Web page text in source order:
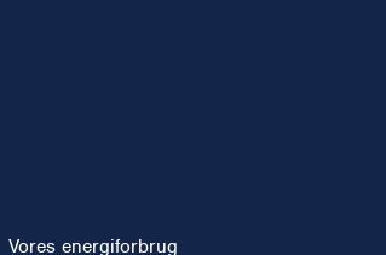
Vores energiforbrug